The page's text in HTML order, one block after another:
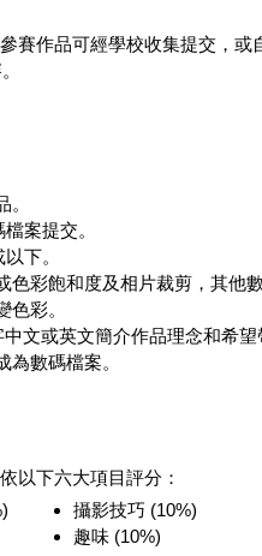
賽作品可經學校收集提交，或
案提交。
下。
彩飽和度及相片裁剪，其他
彩。
文或英文簡介作品理念和希望
數碼檔案。
以下六大項目評分：
攝影技巧 (10%)
趣味 (10%)